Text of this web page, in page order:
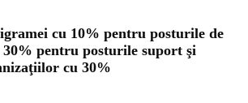
cu 10% pentru posturile de
30% pentru posturile suport şi
cu 30%